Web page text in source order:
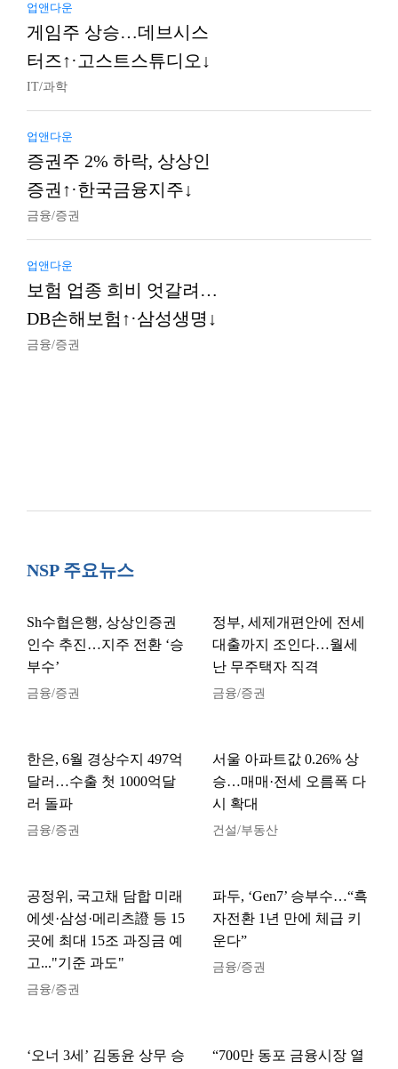
업앤다운
게임주 상승…데브시스
터즈↑·고스트스튜디오↓
IT/과학
업앤다운
증권주 2% 하락, 상상인
증권↑·한국금융지주↓
금융/증권
업앤다운
보험 업종 희비 엇갈려…
DB손해보험↑·삼성생명↓
금융/증권
NSP 주요뉴스
Sh수협은행, 상상인증권
인수 추진…지주 전환 ‘승
부수’
금융/증권
정부, 세제개편안에 전세
대출까지 조인다…월세
난 무주택자 직격
금융/증권
한은, 6월 경상수지 497억
달러…수출 첫 1000억달
러 돌파
금융/증권
서울 아파트값 0.26% 상
승…매매·전세 오름폭 다
시 확대
건설/부동산
공정위, 국고채 담합 미래
에셋·삼성·메리츠證 등 15
곳에 최대 15조 과징금 예
고..."기준 과도"
금융/증권
파두, ‘Gen7’ 승부수…“흑
자전환 1년 만에 체급 키
운다”
금융/증권
‘오너 3세’ 김동윤 상무 승
“700만 동포 금융시장 열